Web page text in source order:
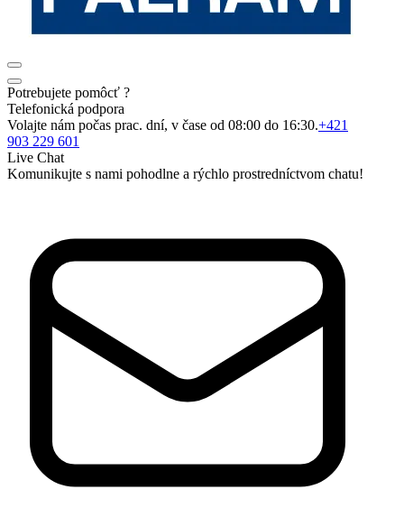
Potrebujete pomôcť ?
Telefonická podpora
Volajte nám počas prac. dní, v čase od 08:00 do 16:30.+421
903 229 601
Live Chat
Komunikujte s nami pohodlne a rýchlo prostredníctvom chatu!